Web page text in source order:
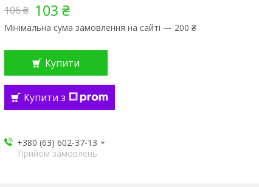
106 ₴ 103 ₴
Мінімальна сума замовлення на сайті — 200 ₴
Купити
Купити з
+380 (63) 602-37-13
Прийом замовлень